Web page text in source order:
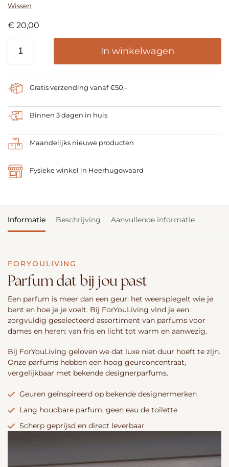
Wissen
€ 20,00
In winkelwagen
Gratis verzending vanaf €50,-
Binnen 3 dagen in huis
Maandelijks nieuwe producten
Fysieke winkel in Heerhugowaard
Informatie Beschrijving Aanvullende informatie
FORYOULIVING
Parfum dat bij jou past
Een parfum is meer dan een geur: het weerspiegelt wie je
bent en hoe je je voelt. Bij ForYouLiving vind je een
zorgvuldig geselecteerd assortiment van parfums voor
dames en heren: van fris en licht tot warm en aanwezig.
Bij ForYouLiving geloven we dat luxe niet duur hoeft te zijn.
Onze parfums hebben een hoog geurconcentraat,
vergelijkbaar met bekende designerparfums.
Geuren geïnspireerd op bekende designermerken
Lang houdbare parfum, geen eau de toilette
Scherp geprijsd en direct leverbaar